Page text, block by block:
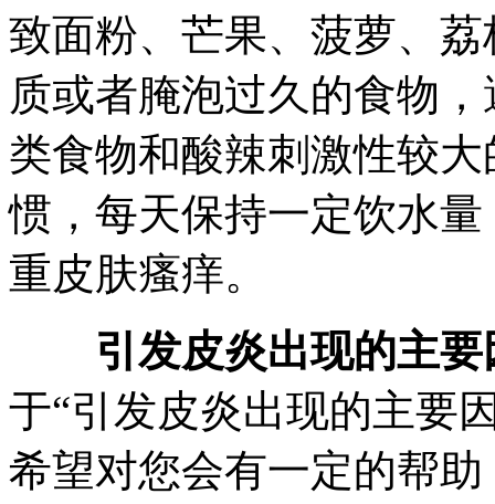
致面粉、芒果、菠萝、
质或者腌泡过久的食物
类食物和酸辣刺激性较
惯，每天保持一定饮水
重皮肤瘙痒。
引发皮炎出现的主
于“引发皮炎出现的主要
希望对您会有一定的帮